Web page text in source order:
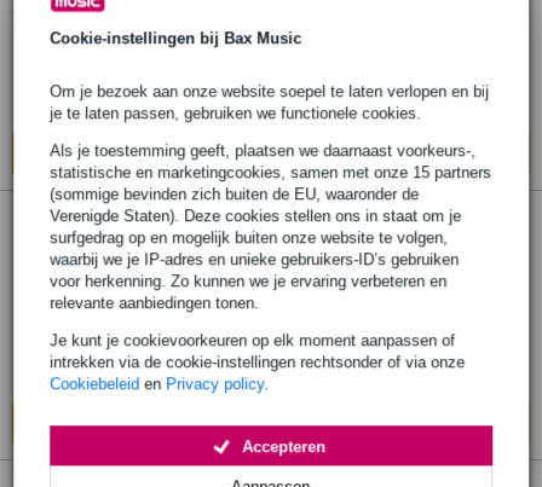
Cookie-instellingen bij Bax Music
Om je bezoek aan onze website soepel te laten verlopen en bij
je te laten passen, gebruiken we functionele cookies.
Als je toestemming geeft, plaatsen we daarnaast voorkeurs-,
statistische en marketingcookies, samen met onze 15 partners
(sommige bevinden zich buiten de EU, waaronder de
Verenigde Staten). Deze cookies stellen ons in staat om je
surfgedrag op en mogelijk buiten onze website te volgen,
waarbij we je IP-adres en unieke gebruikers-ID’s gebruiken
voor herkenning. Zo kunnen we je ervaring verbeteren en
relevante aanbiedingen tonen.
Je kunt je cookievoorkeuren op elk moment aanpassen of
intrekken via de cookie-instellingen rechtsonder of via onze
Cookiebeleid en Privacy policy.
Accepteren
Op voorraad bij de leverancier
In mijn winkelwagen
Dixon PSN-12HM Hydraulic Throne
drumkruk
Adviesprijs
Op voorraad bij de leverancier
In mijn winkelwagen